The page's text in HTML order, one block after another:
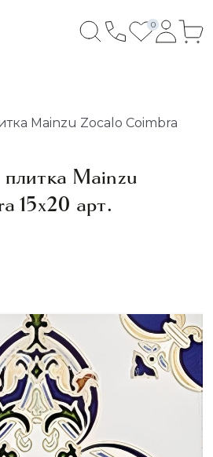
0
Mainzu Zocalo Coimbra
Mainzu
15x20 арт.